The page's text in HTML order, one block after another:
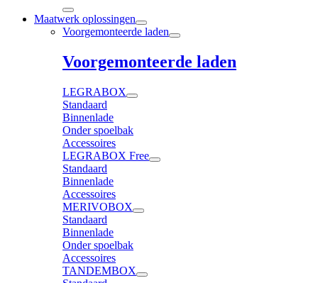
Maatwerk oplossingen
Voorgemonteerde laden
Voorgemonteerde laden
LEGRABOX
Standaard
Binnenlade
Onder spoelbak
Accessoires
LEGRABOX Free
Standaard
Binnenlade
Accessoires
MERIVOBOX
Standaard
Binnenlade
Onder spoelbak
Accessoires
TANDEMBOX